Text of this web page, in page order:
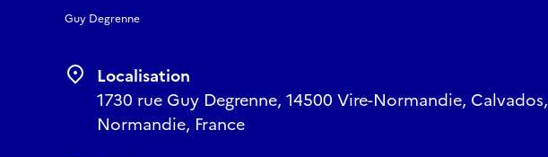
Guy Degrenne
Localisation
1730 rue Guy Degrenne, 14500 Vire-Normandie, Calvados,
Normandie, France